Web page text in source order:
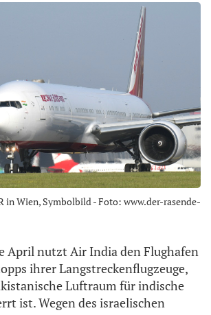
in Wien, Symbolbild - Foto: www.der-rasende-
April nutzt Air India den Flughafen
ihrer Langstreckenflugzeuge,
Luftraum für indische
ist. Wegen des israelischen